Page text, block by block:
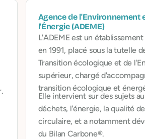
Agence de l'Environnement
l'Énergie (ADEME)
L'ADEME est un
en 1991, placé sous la tutelle
Transition écologique et de
supérieur, chargé
transition écologique et
Elle intervient sur des sujets
déchets, l'énergie, la qualité
circulaire, et a notamment
du Bilan Carbone®.